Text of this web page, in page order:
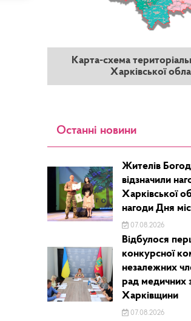
Карта-схема
Харківської
Останні новини
Жителів
відзначили
Харківської
нагоди Дня
07.08.2026
Відбулося
конкурсної
незалежних
рад медичних
Харківщини
07.08.2026